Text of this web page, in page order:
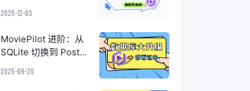
洗版配置
2025-12-03
MoviePilot 进阶：从
SQLite 切换到 Postgr
2025-08-20